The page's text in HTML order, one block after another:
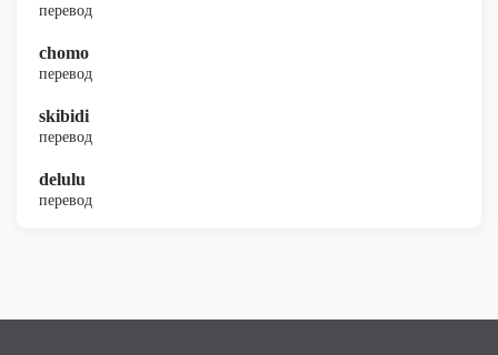
перевод
chomo
перевод
skibidi
перевод
delulu
перевод